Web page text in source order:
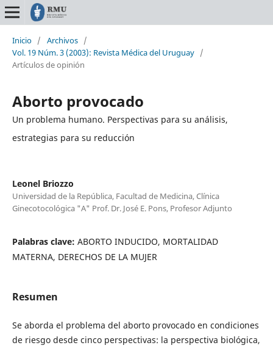
Inicio / Archivos /
Vol. 19 Núm. 3 (2003): Revista Médica del Uruguay /
Artículos de opinión
Aborto provocado
Un problema humano. Perspectivas para su análisis,
estrategias para su reducción
Leonel Briozzo
Universidad de la República, Facultad de Medicina, Clínica
Ginecotocológica "A" Prof. Dr. José E. Pons, Profesor Adjunto
Palabras clave: ABORTO INDUCIDO, MORTALIDAD
MATERNA, DERECHOS DE LA MUJER
Resumen
Se aborda el problema del aborto provocado en condiciones
de riesgo desde cinco perspectivas: la perspectiva biológica,